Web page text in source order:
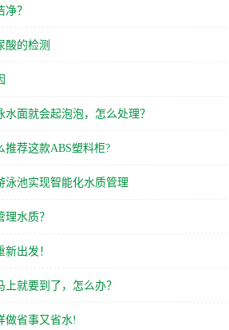
？
酸的检测
面就会起泡泡，怎么处理？
推荐这款ABS塑料柜?
泳池实现智能化水质管理
水质？
新出发！
就要到了，怎么办？
做省事又省水!